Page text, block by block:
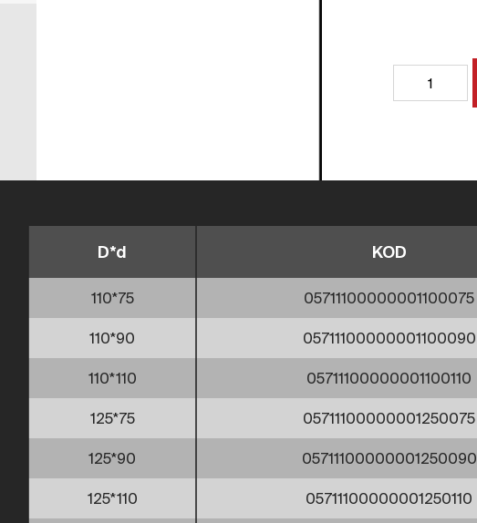
D*d KOD
110*75 05711100000001100075
110*90 05711100000001100090
110*110 05711100000001100110
125*75 05711100000001250075
125*90 05711100000001250090
125*110 05711100000001250110